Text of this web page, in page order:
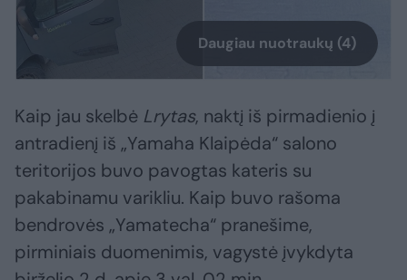
Daugiau nuotraukų (4)
Kaip jau skelbė Lrytas, naktį iš pirmadienio į
antradienį iš „Yamaha Klaipėda“ salono
teritorijos buvo pavogtas kateris su
pakabinamu varikliu. Kaip buvo rašoma
bendrovės „Yamatecha“ pranešime,
pirminiais duomenimis, vagystė įvykdyta